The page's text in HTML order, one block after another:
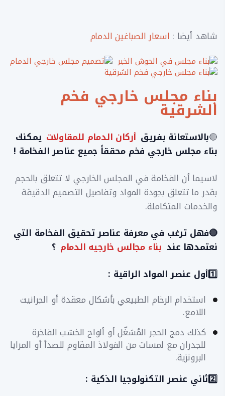
شاهد أيضا : اسعار الصباغين الدمام
بناء مجلس خارجي فخم
الشرقية
🔴بالاستعانة بفريق أركان الدمام للمقاولات يمكنك
بناء مجلس خارجي فخم محققاً جميع عناصر الفخامة !
​لاسيما أن الفخامة في المجلس الخارجي لا تتعلق بالحجم
بقدر ما تتعلق بجودة المواد وتفاصيل التصميم الدقيقة
والخدمات المتكاملة.
​🔴فهل ترغب في معرفة عناصر تحقيق الفخامة التي
نعتمدها عند بناء مجالس خارجيه الدمام ؟
​1️⃣أول عنصر المواد الراقية :
استخدام الرخام الطبيعي بأشكال معقدة أو الجرانيت
اللامع.
​كذلك دمج الحجر المُشغّل أو ألواح الخشب الفاخرة
للجدران مع لمسات من الفولاذ المقاوم للصدأ أو المرايا
البرونزية.
​2️⃣ثاني عنصر التكنولوجيا الذكية :